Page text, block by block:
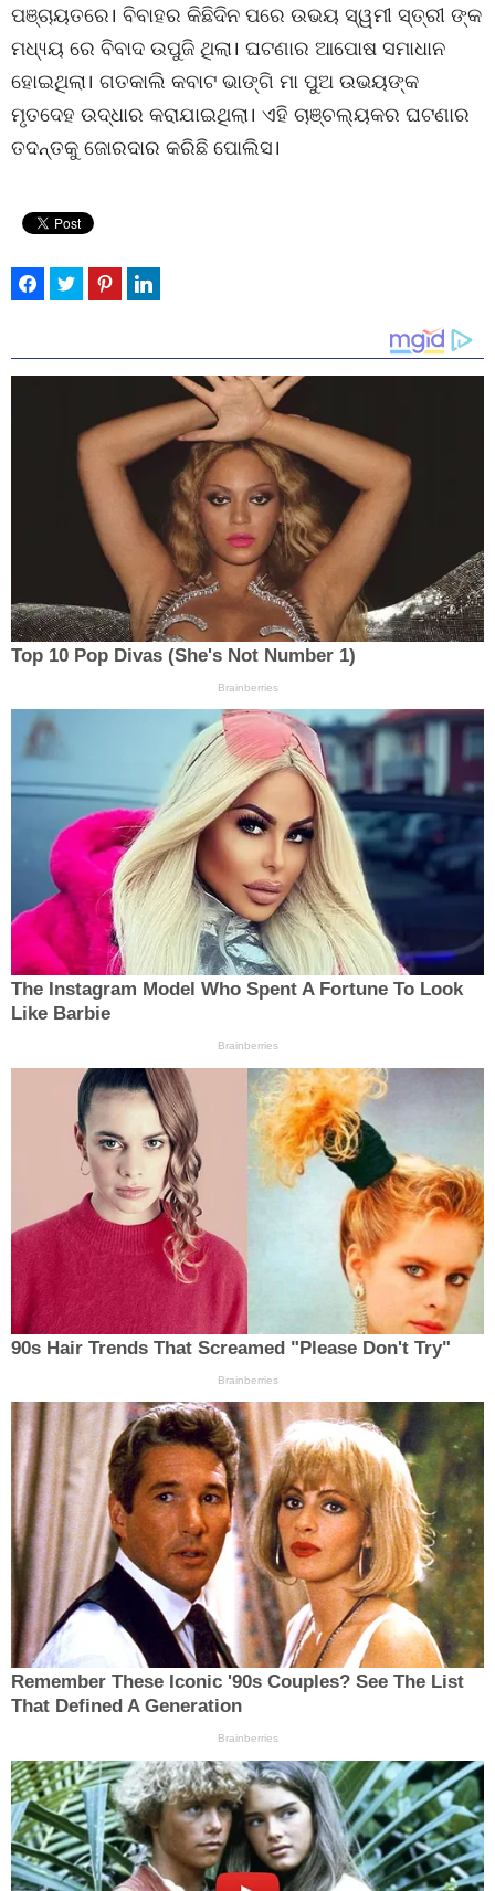
ପଞ୍ଚାୟତରେ। ବିବାହର କିଛିଦିନ ପରେ ଉଭୟ ସ୍ୱମୀ ସ୍ତ୍ରୀ ଙ୍କ
ମଧ୍ୟ୍ୟ ରେ ବିବାଦ ଉପୁଜି ଥିଲା। ଘଟଣାର ଆପୋଷ ସମାଧାନ
ହୋଇଥିଲା। ଗତକାଲି କବାଟ ଭାଙ୍ଗି ମା ପୁଅ ଉଭୟଙ୍କ
ମୃତଦେହ ଉଦ୍ଧାର କରାଯାଇଥିଲା। ଏହି ଚାଞ୍ଚଲ୍ୟକର ଘଟଣାର
ତଦନ୍ତକୁ ଜୋରଦାର କରିଛି ପୋଲିସ।